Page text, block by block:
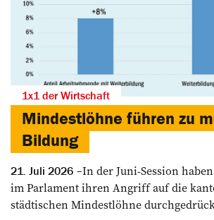
1x1 der Wirtschaft
Mindestlöhne führen zu
Bildung
21. Juli 2026
In der Juni-Session
im Parlament ihren Angriff auf die
städtischen Mindestlöhne